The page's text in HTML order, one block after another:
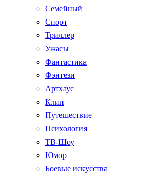
Семейный
Спорт
Триллер
Ужасы
Фантастика
Фэнтези
Артхаус
Клип
Путешествие
Психология
ТВ-Шоу
Юмор
Боевые искусства